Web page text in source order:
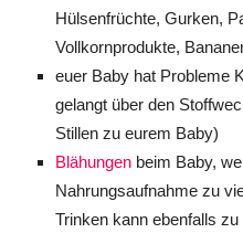
Hülsenfrüchte, Gurken,
Vollkornprodukte,
euer Baby hat Probleme
gelangt über den
Stillen zu eurem Baby)
Blähungen beim Baby,
Nahrungsaufnahme zu
Trinken kann ebenfalls